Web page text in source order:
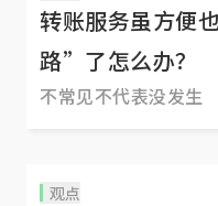
转账服务虽方
路”了怎么办？
不常见不代表没发生
观点